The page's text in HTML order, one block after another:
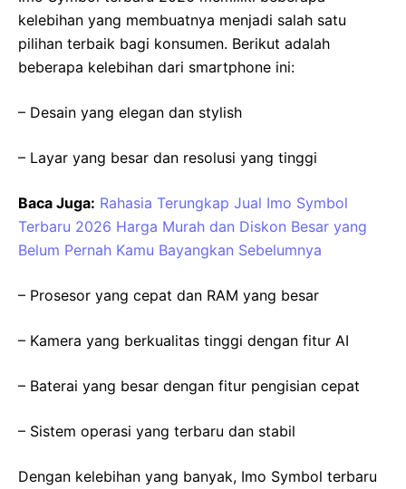
kelebihan yang membuatnya menjadi salah satu
pilihan terbaik bagi konsumen. Berikut adalah
beberapa kelebihan dari smartphone ini:
– Desain yang elegan dan stylish
– Layar yang besar dan resolusi yang tinggi
Baca Juga: Rahasia Terungkap Jual Imo Symbol
Terbaru 2026 Harga Murah dan Diskon Besar yang
Belum Pernah Kamu Bayangkan Sebelumnya
– Prosesor yang cepat dan RAM yang besar
– Kamera yang berkualitas tinggi dengan fitur AI
– Baterai yang besar dengan fitur pengisian cepat
– Sistem operasi yang terbaru dan stabil
Dengan kelebihan yang banyak, Imo Symbol terbaru